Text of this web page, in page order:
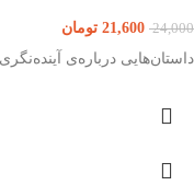
24,000
21,600 تومان
داستان‌هایی درباره‌ی